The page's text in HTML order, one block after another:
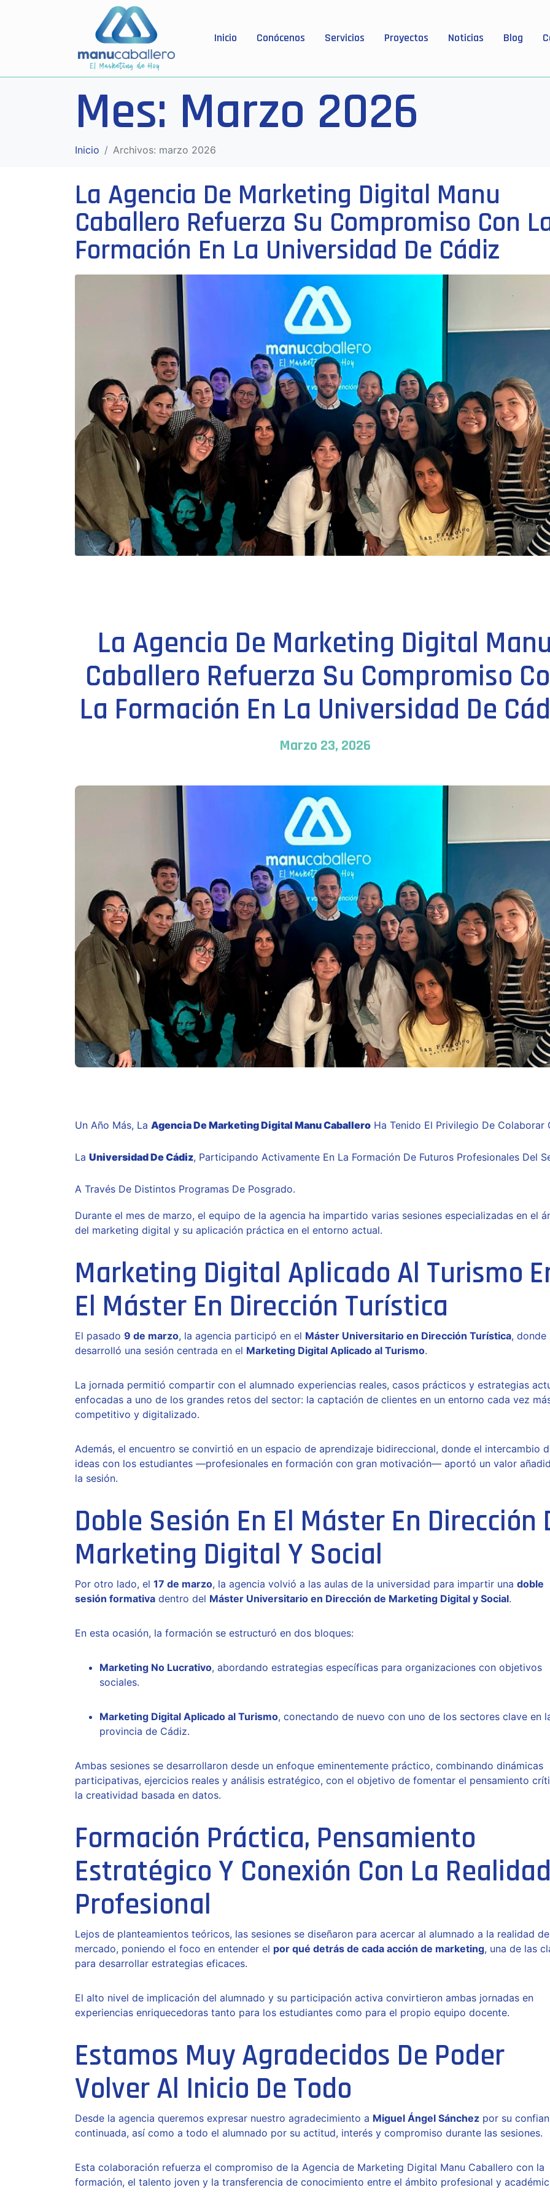
Inicio Conócenos Servicios Proyectos Noticias Blog
Mes: Marzo 2026
Inicio Archivos: marzo 2026
La Agencia De Marketing Digital Manu
Caballero Refuerza Su Compromiso Con
Formación En La Universidad De Cádiz
La Agencia De Marketing Digital Manu
Caballero Refuerza Su Compromiso
La Formación En La Universidad De
Marzo 23, 2026
Un Año Más, La Agencia De Marketing Digital Manu Caballero Ha Tenido El Privilegio De Colaborar
La Universidad De Cádiz, Participando Activamente En La Formación De Futuros Profesionales Del
A Través De Distintos Programas De Posgrado.
Durante el mes de marzo, el equipo de la agencia ha impartido varias sesiones especializadas en el
del marketing digital y su aplicación práctica en el entorno actual.
Marketing Digital Aplicado Al Turismo
El Máster En Dirección Turística
El pasado 9 de marzo, la agencia participó en el Máster Universitario en Dirección Turística, donde
desarrolló una sesión centrada en el Marketing Digital Aplicado al Turismo.
La jornada permitió compartir con el alumnado experiencias reales, casos prácticos y estrategias
enfocadas a uno de los grandes retos del sector: la captación de clientes en un entorno cada vez
competitivo y digitalizado.
Además, el encuentro se convirtió en un espacio de aprendizaje bidireccional, donde el intercambio
ideas con los estudiantes —profesionales en formación con gran motivación— aportó un valor
la sesión.
Doble Sesión En El Máster En Dirección
Marketing Digital Y Social
Por otro lado, el 17 de marzo, la agencia volvió a las aulas de la universidad para impartir una doble
sesión formativa dentro del Máster Universitario en Dirección de Marketing Digital y Social.
En esta ocasión, la formación se estructuró en dos bloques:
Marketing No Lucrativo, abordando estrategias específicas para organizaciones con objetivos
sociales.
Marketing Digital Aplicado al Turismo, conectando de nuevo con uno de los sectores clave en
provincia de Cádiz.
Ambas sesiones se desarrollaron desde un enfoque eminentemente práctico, combinando dinámicas
participativas, ejercicios reales y análisis estratégico, con el objetivo de fomentar el pensamiento
la creatividad basada en datos.
Formación Práctica, Pensamiento
Estratégico Y Conexión Con La Realidad
Profesional
Lejos de planteamientos teóricos, las sesiones se diseñaron para acercar al alumnado a la realidad
mercado, poniendo el foco en entender el por qué detrás de cada acción de marketing, una de las
para desarrollar estrategias eficaces.
El alto nivel de implicación del alumnado y su participación activa convirtieron ambas jornadas en
experiencias enriquecedoras tanto para los estudiantes como para el propio equipo docente.
Estamos Muy Agradecidos De Poder
Volver Al Inicio De Todo
Desde la agencia queremos expresar nuestro agradecimiento a Miguel Ángel Sánchez por su
continuada, así como a todo el alumnado por su actitud, interés y compromiso durante las sesiones.
Esta colaboración refuerza el compromiso de la Agencia de Marketing Digital Manu Caballero con la
formación, el talento joven y la transferencia de conocimiento entre el ámbito profesional y